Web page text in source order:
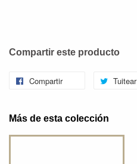
Compartir este producto
Compartir Tuitear
Más de esta colección